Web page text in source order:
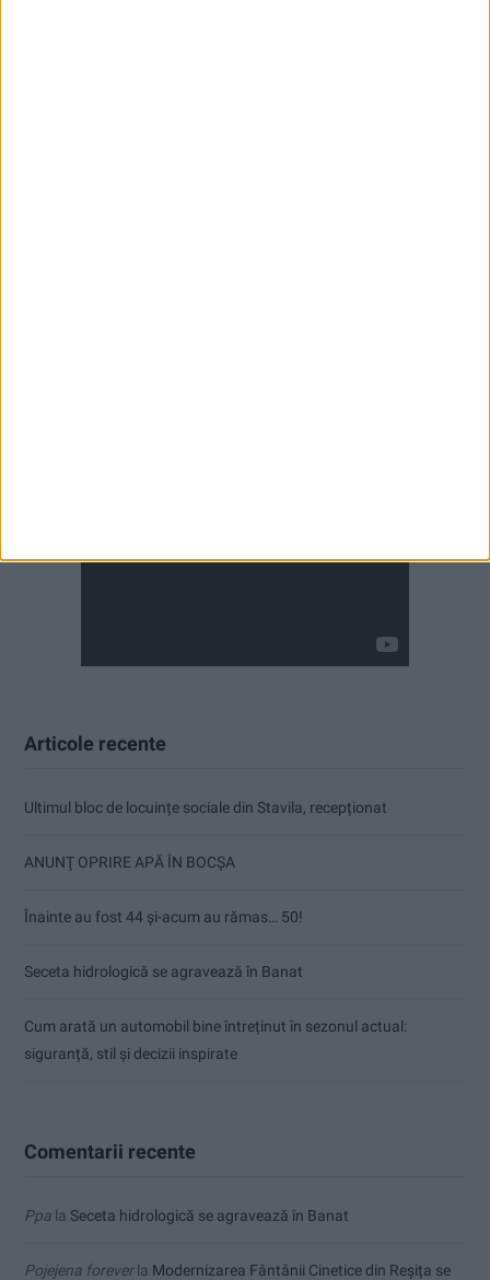
Articole recente
Ultimul bloc de locuințe sociale din Stavila, recepționat
ANUNŢ OPRIRE APĂ ÎN BOCȘA
Înainte au fost 44 și-acum au rămas… 50!
Seceta hidrologică se agravează în Banat
Cum arată un automobil bine întreținut în sezonul actual:
siguranță, stil și decizii inspirate
Comentarii recente
Ppa la Seceta hidrologică se agravează în Banat
Pojejena foreverla Modernizarea Fântânii Cinetice din Reșița se